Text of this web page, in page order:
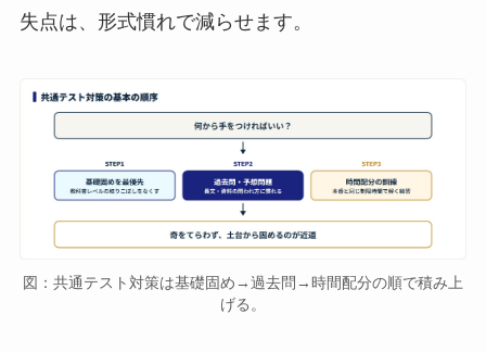
失点は、形式慣れで減らせます。
図：共通テスト対策は基礎固め→過去問→時間配分の順で積み上
げる。